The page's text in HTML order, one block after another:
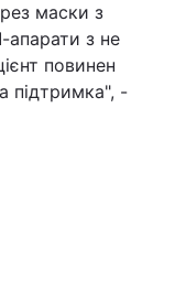
маски з
з не
повинен
підтримка", -